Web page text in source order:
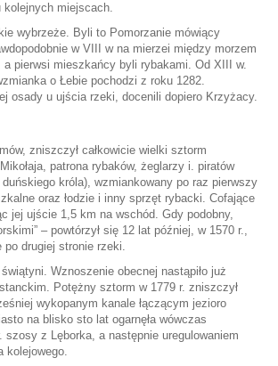
kolejnych miejscach.
wybrzeże. Byli to Pomorzanie mówiący
w VIII w na mierzei między morzem
a pierwsi mieszkańcy byli rybakami. Od XIII w.
o Łebie pochodzi z roku 1282.
osady u ujścia rzeki, docenili dopiero Krzyżacy.
zniszczył całkowicie wielki sztorm
patrona rybaków, żeglarzy i. piratów
króla), wzmiankowany po raz pierwszy
oraz łodzie i inny sprzęt rybacki. Cofające
jej ujście 1,5 km na wschód. Gdy podobny,
– powtórzył się 12 lat później, w 1570 r.,
drugiej stronie rzeki.
Wznoszenie obecnej nastąpiło już
Potężny sztorm w 1779 r. zniszczył
wykopanym kanale łączącym jezioro
na blisko sto lat ogarnęła wówczas
z Lęborka, a następnie uregulowaniem
kolejowego.